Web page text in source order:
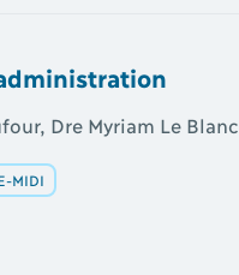
Dre Myriam Le
MIDI